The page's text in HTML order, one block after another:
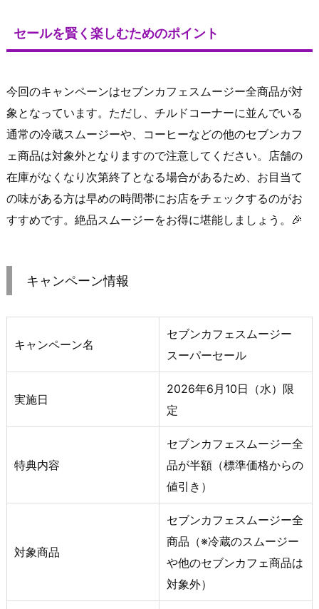
セールを賢く楽しむためのポイント
今回のキャンペーンはセブンカフェスムージー全商品が対
象となっています。ただし、チルドコーナーに並んでいる
通常の冷蔵スムージーや、コーヒーなどの他のセブンカフ
ェ商品は対象外となりますので注意してください。店舗の
在庫がなくなり次第終了となる場合があるため、お目当て
の味がある方は早めの時間帯にお店をチェックするのがお
すすめです。絶品スムージーをお得に堪能しましょう。🎉
キャンペーン情報
キャンペーン名
セブンカフェスムージー
スーパーセール
実施日
2026年6月10日（水）限
定
特典内容
セブンカフェスムージー全
品が半額（標準価格からの
値引き）
対象商品
セブンカフェスムージー全
商品（※冷蔵のスムージー
や他のセブンカフェ商品は
対象外）